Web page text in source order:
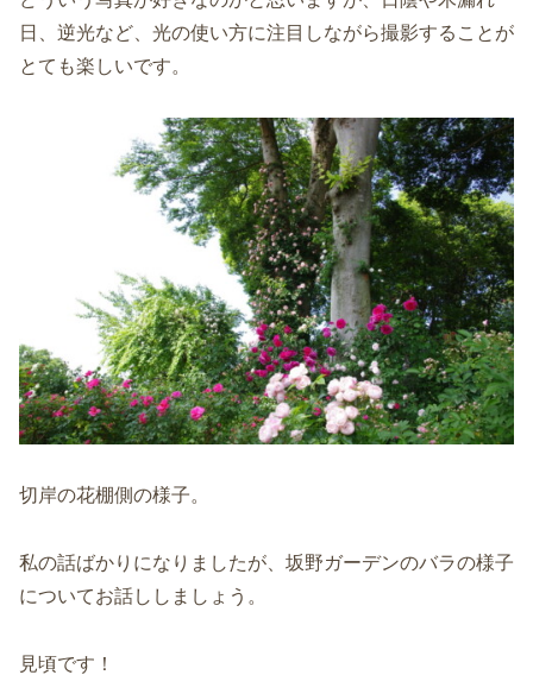
日、逆光など、光の使い方に注目しながら撮影することが
とても楽しいです。
切岸の花棚側の様子。
私の話ばかりになりましたが、坂野ガーデンのバラの様子
についてお話ししましょう。
見頃です！